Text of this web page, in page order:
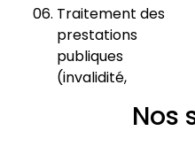
Traitement des
prestations
publiques
(invalidité,
Nos